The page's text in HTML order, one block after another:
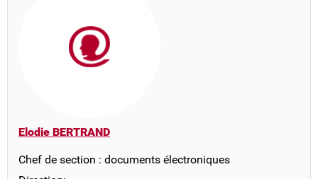
Elodie BERTRAND
Chef de section : documents électroniques